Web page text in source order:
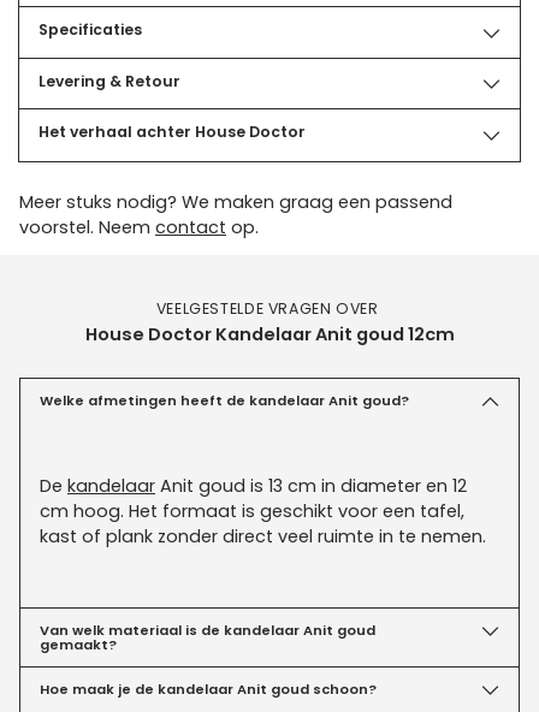
sfeer te creëren, is het de perfecte keuze voor elke
Specificaties
Levering & Retour
Het verhaal achter House Doctor
Meer stuks nodig? We maken graag een passend
voorstel. Neem contact op.
VEELGESTELDE VRAGEN OVER
House Doctor Kandelaar Anit goud 12cm
Welke afmetingen heeft de kandelaar Anit goud?
De kandelaar Anit goud is 13 cm in diameter en 12
cm hoog. Het formaat is geschikt voor een tafel,
kast of plank zonder direct veel ruimte in te nemen.
Van welk materiaal is de kandelaar Anit goud
gemaakt?
Hoe maak je de kandelaar Anit goud schoon?